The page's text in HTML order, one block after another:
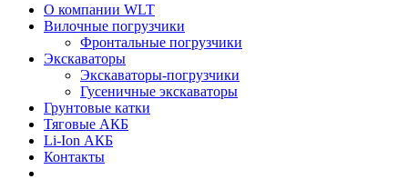
О компании WLT
Вилочные погрузчики
Фронтальные погрузчики
Экскаваторы
Экскаваторы-погрузчики
Гусеничные экскаваторы
Грунтовые катки
Тяговые АКБ
Li-Ion АКБ
Контакты